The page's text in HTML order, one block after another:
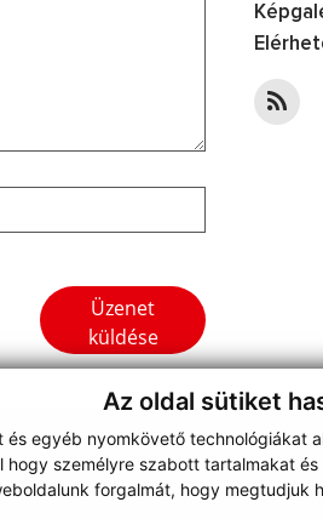
Az oldal sütiket
és egyéb nyomkövető technológiákat
hogy személyre szabott tartalmakat
forgalmát, hogy megtudjuk
Google reCaptcha Response
Üzenet
küldése
webdesign|